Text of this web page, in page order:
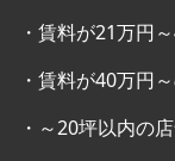
・ 賃料が21万円
・ 賃料が40万円
・ ～20坪以内の